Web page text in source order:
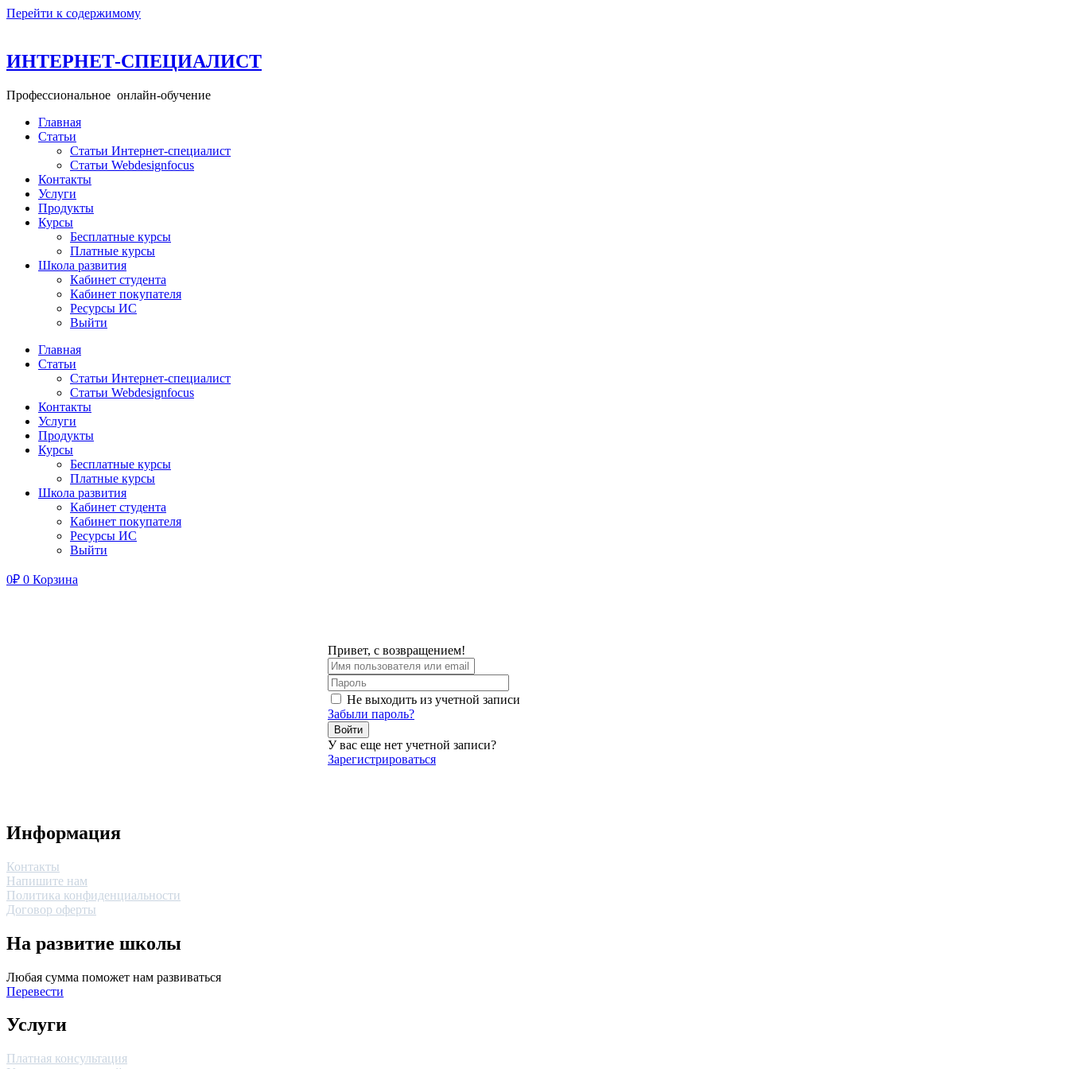
Перейти к содержимому
ИНТЕРНЕТ-СПЕЦИАЛИСТ
Профессиональное онлайн-обучение
Главная
Статьи
Статьи Интернет-специалист
Статьи Webdesignfocus
Контакты
Услуги
Продукты
Курсы
Бесплатные курсы
Платные курсы
Школа развития
Кабинет студента
Кабинет покупателя
Ресурсы ИС
Выйти
Главная
Статьи
Статьи Интернет-специалист
Статьи Webdesignfocus
Контакты
Услуги
Продукты
Курсы
Бесплатные курсы
Платные курсы
Школа развития
Кабинет студента
Кабинет покупателя
Ресурсы ИС
Выйти
0₽ 0 Корзина
Привет, с возвращением!
Не выходить из учетной записи
Забыли пароль?
Войти
У вас еще нет учетной записи?
Зарегистрироваться
Информация
Контакты
Напишите нам
Политика конфиденциальности
Договор оферты
На развитие школы
Любая сумма поможет нам развиваться
Перевести
Услуги
Платная консультация